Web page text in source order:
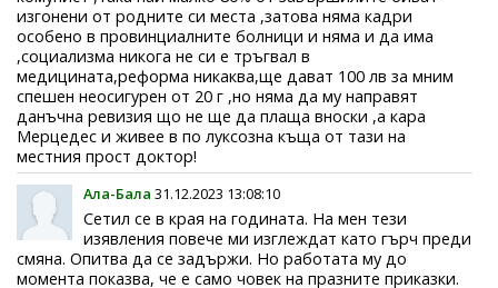
изгонени от родните си места ,затова няма кадри
особено в провинциалните болници и няма и да има
,социализма никога не си е тръгвал в
медицината,реформа никаква,ще дават 100 лв за мним
спешен неосигурен от 20 г ,но няма да му направят
данъчна ревизия що не ще да плаща вноски ,а кара
Мерцедес и живее в по луксозна къща от тази на
местния прост доктор!
Ала-Бала 31.12.2023 13:08:10
Сетил се в края на годината. На мен тези
изявления повече ми изглеждат като гърч преди
смяна. Опитва да се задържи. Но работата му до
момента показва, че е само човек на празните приказки.